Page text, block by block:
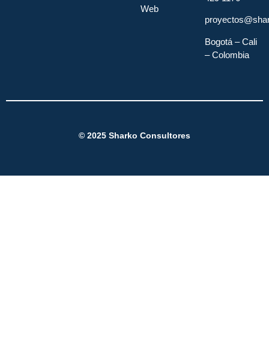
Web
Bogotá – Cali
– Colombia
© 2025 Sharko Consultores